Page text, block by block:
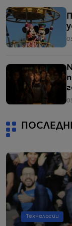
Технологии